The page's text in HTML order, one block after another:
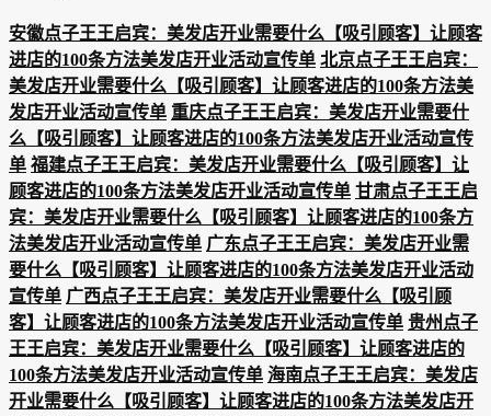
安徽点子王王启宾：美发店开业需要什么【吸引顾客】让顾客
进店的100条方法美发店开业活动宣传单 北京点子王王启宾：
美发店开业需要什么【吸引顾客】让顾客进店的100条方法美
发店开业活动宣传单 重庆点子王王启宾：美发店开业需要什
么【吸引顾客】让顾客进店的100条方法美发店开业活动宣传
单 福建点子王王启宾：美发店开业需要什么【吸引顾客】让
顾客进店的100条方法美发店开业活动宣传单 甘肃点子王王启
宾：美发店开业需要什么【吸引顾客】让顾客进店的100条方
法美发店开业活动宣传单 广东点子王王启宾：美发店开业需
要什么【吸引顾客】让顾客进店的100条方法美发店开业活动
宣传单 广西点子王王启宾：美发店开业需要什么【吸引顾
客】让顾客进店的100条方法美发店开业活动宣传单 贵州点子
王王启宾：美发店开业需要什么【吸引顾客】让顾客进店的
100条方法美发店开业活动宣传单 海南点子王王启宾：美发店
开业需要什么【吸引顾客】让顾客进店的100条方法美发店开